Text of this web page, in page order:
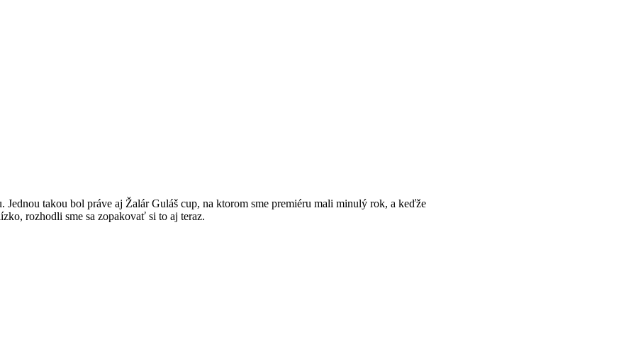
Jednou takou bol práve aj Žalár Guláš cup, na ktorom sme premiéru mali minulý rok, a keďže
rozhodli sme sa zopakovať si to aj teraz.